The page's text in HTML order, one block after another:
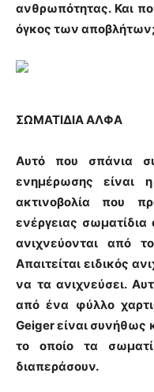
ανθρωπότητας. Και
όγκος των αποβλήτων;
ΣΩΜΑΤΙΔΙΑ ΑΛΦΑ
Αυτό που σπάνια
ενημέρωσης είναι
ακτινοβολία που
ενέργειας
ανιχνεύονται από
Απαιτείται ειδικός
να τα ανιχνεύσει.
από ένα φύλλο
Geiger είναι συνήθως
το οποίο τα
διαπεράσουν.